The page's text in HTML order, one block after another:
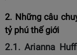
2. Những câu
tỷ phú thế giới
2.1. Arianna